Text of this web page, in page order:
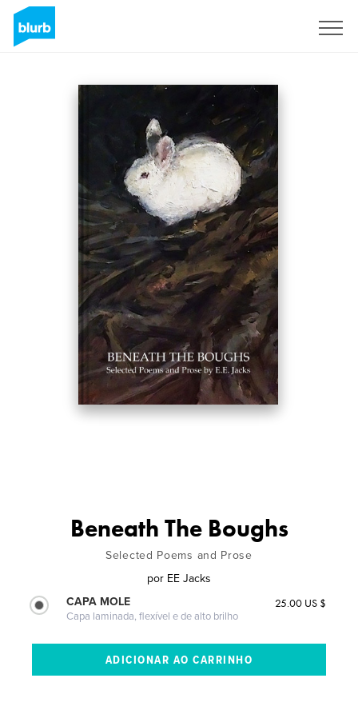
Beneath The Boughs
Selected Poems and Prose
por EE Jacks
CAPA MOLE
Capa laminada, flexível e de alto brilho
25.00 US $